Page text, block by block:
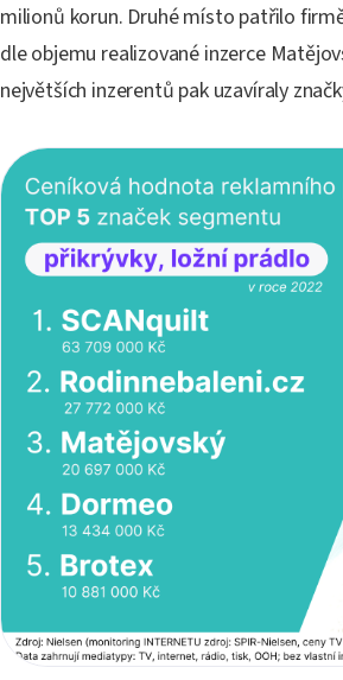
milionů korun. Druhé místo patřilo
dle objemu realizované inzerce
největších inzerentů pak uzavíraly